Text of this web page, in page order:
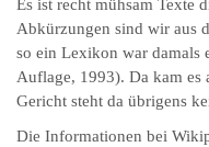
Es ist recht mühsam Texte
Abkürzungen sind wir aus
so ein Lexikon war damals
Auflage, 1993). Da kam es
Gericht steht da übrigens
Die Informationen bei